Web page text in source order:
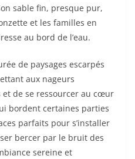
sable fin, presque pur,
et les familles en
au bord de l’eau.
de paysages escarpés
aux nageurs
et de se ressourcer au cœur
bordent certaines parties
parfaits pour s’installer
bercer par le bruit des
sereine et